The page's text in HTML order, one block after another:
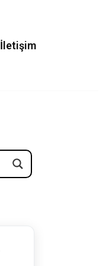
İletişim